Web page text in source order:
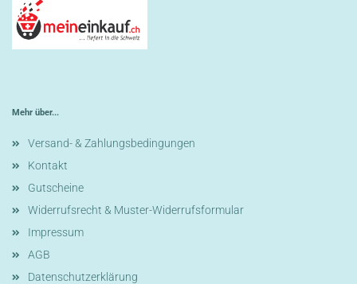
Mehr über...
Versand- & Zahlungsbedingungen
Kontakt
Gutscheine
Widerrufsrecht & Muster-Widerrufsformular
Impressum
AGB
Datenschutzerklärung